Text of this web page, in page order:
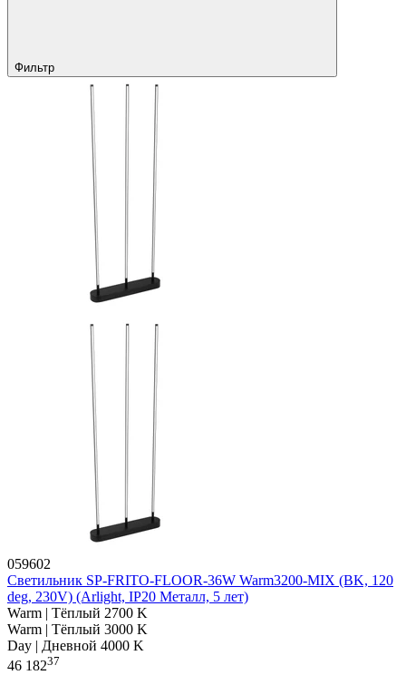
Фильтр
059602
Светильник SP-FRITO-FLOOR-36W Warm3200-MIX (BK, 120
deg, 230V) (Arlight, IP20 Металл, 5 лет)
Warm | Тёплый 2700 K
Warm | Тёплый 3000 K
Day | Дневной 4000 K
46 18237